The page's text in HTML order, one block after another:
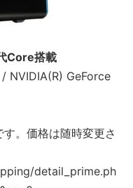
Core搭載
NVIDIA(R) GeForce
。価格は随時変更さ
detail_prime.ph